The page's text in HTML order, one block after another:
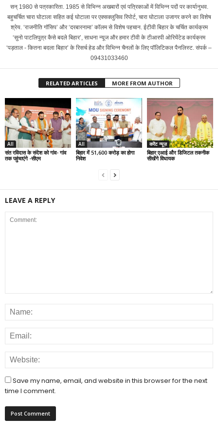
सन् 1980 से पत्रकारिता. 1985 से विभिन्न अखबारों एवं पत्रिकाओं में विभिन्न पदों पर कार्यानुभव.
बहुचर्चित चारा घोटाला सहित कई घोटाला पर एक्सक्लुसिव रिपोर्ट, चारा घोटाला उजागर करने का विशेष
श्रेय. ‘राजनीति गॉसिप’ और ‘दरबारनामा’ कॉलम से विशेष पहचान. ईटीवी बिहार के चर्चित कार्यक्रम
‘सुनो पाटलिपुत्र कैसे बदले बिहार’, साधना न्यूज और हमार टीवी के टीआरपी ओरियेंटेड कार्यक्रम
‘पड़ताल - कितना बदला बिहार’ के रिसर्च हेड और विभिन्न चैनलों के लिए पॉलिटिकल पैनलिस्ट. संपर्क –
09431033460
RELATED ARTICLES MORE FROM AUTHOR
All
संत रविदास के संदेश को गांव- गांव
तक पहुंचाएंगे -सीएम
All
बिहार में 51,600 करोड़ का होगा
निवेश
करेंट न्यूज़
बिहार:एआई और डिजिटल तकनीक
सीखेंगे विधायक
LEAVE A REPLY
Save my name, email, and website in this browser for the next
time I comment.